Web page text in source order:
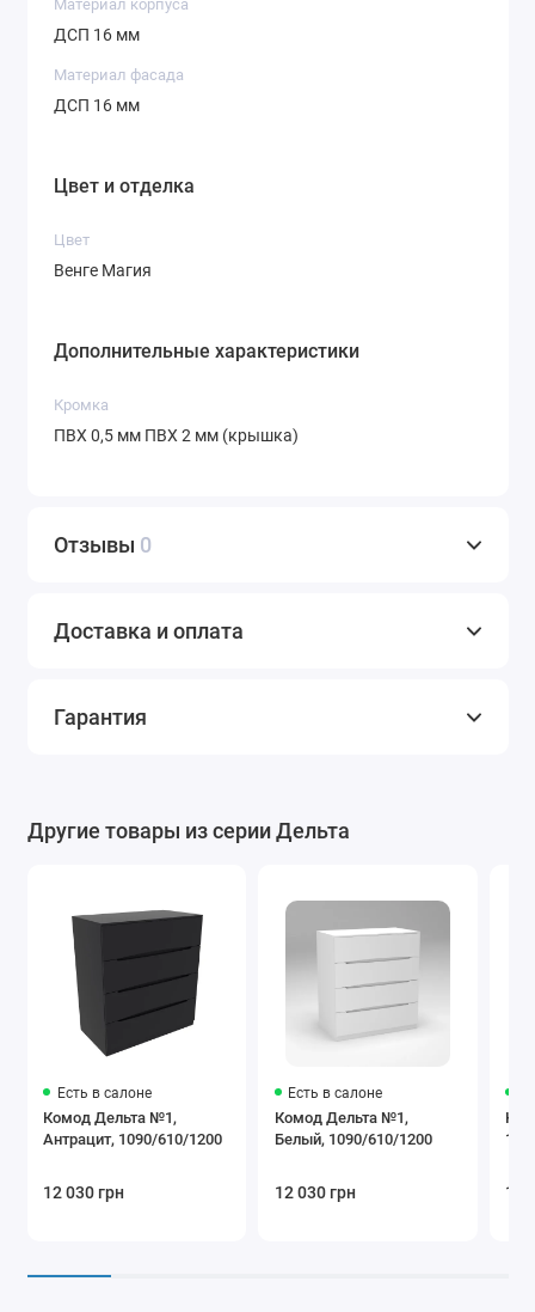
Материал корпуса
ДСП 16 мм
Материал фасада
ДСП 16 мм
Цвет и отделка
Цвет
Венге Магия
Дополнительные характеристики
Кромка
ПВХ 0,5 мм ПВХ 2 мм (крышка)
Отзывы 0
Доставка и оплата
Гарантия
Другие товары из серии Дельта
Есть в салоне
Комод Дельта №1,
Антрацит, 1090/610/1200
12 030 грн
Есть в салоне
Комод Дельта №1,
Белый, 1090/610/1200
12 030 грн 12